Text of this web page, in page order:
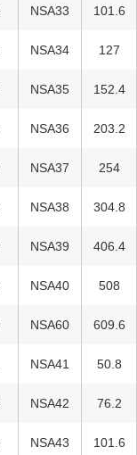
NSA33 101.6
NSA34 127
NSA35 152.4
NSA36 203.2
NSA37 254
NSA38 304.8
NSA39 406.4
NSA40 508
NSA60 609.6
NSA41 50.8
NSA42 76.2
NSA43 101.6